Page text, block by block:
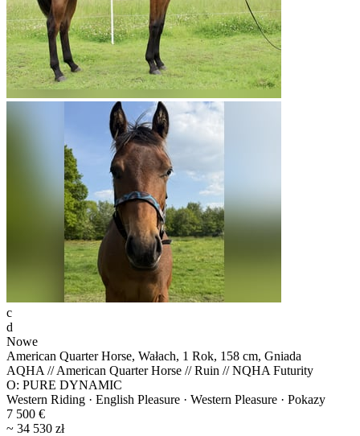
c
d
Nowe
American Quarter Horse, Wałach, 1 Rok, 158 cm, Gniada
AQHA // American Quarter Horse // Ruin // NQHA Futurity
O: PURE DYNAMIC
Western Riding · English Pleasure · Western Pleasure · Pokazy
7 500 €
~ 34 530 zł